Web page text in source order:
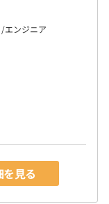
エンジニア
見る